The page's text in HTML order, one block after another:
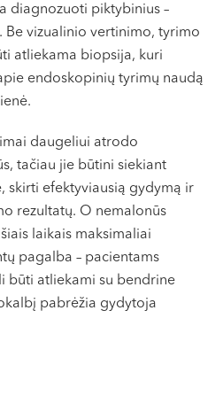
diagnozuoti piktybinius –
Be vizualinio vertinimo, tyrimo
atliekama biopsija, kuri
endoskopinių tyrimų naudą
daugeliui atrodo
tačiau jie būtini siekiant
skirti efektyviausią gydymą ir
rezultatų. O nemalonūs
laikais maksimaliai
pagalba – pacientams
būti atliekami su bendrine
pabrėžia gydytoja